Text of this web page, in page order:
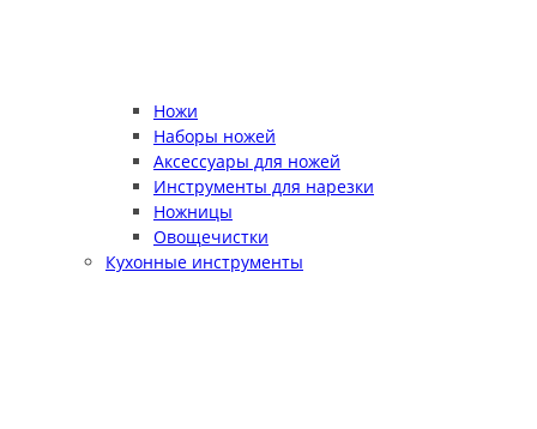
Ножи
Наборы ножей
Аксессуары для ножей
Инструменты для нарезки
Ножницы
Овощечистки
Кухонные инструменты